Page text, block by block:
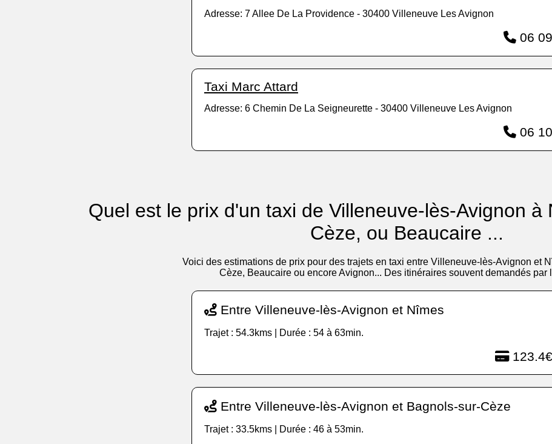
Adresse: 7 Allee De La Providence - 30400 Villeneuve Les Avignon
06
Taxi Marc Attard
Adresse: 6 Chemin De La Seigneurette - 30400 Villeneuve Les Avignon
06
Quel est le prix d'un taxi de Villeneuve-lès-Avignon à
Cèze, ou Beaucaire ...
Voici des estimations de prix pour des trajets en taxi entre Villeneuve-lès-Avignon et
Cèze, Beaucaire ou encore Avignon... Des itinéraires souvent demandés par
Entre Villeneuve-lès-Avignon et Nîmes
Trajet : 54.3kms | Durée : 54 à 63min.
Entre Villeneuve-lès-Avignon et Bagnols-sur-Cèze
Trajet : 33.5kms | Durée : 46 à 53min.